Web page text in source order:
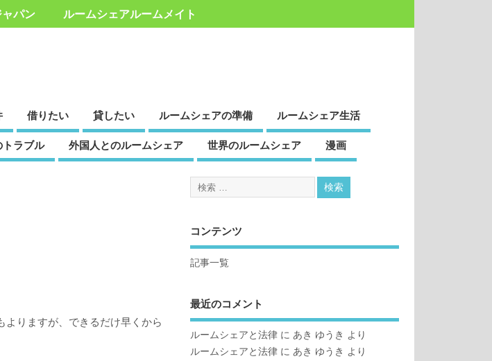
パン ルームシェアルームメイト
借りたい 貸したい ルームシェアの準備 ルームシェア生活
トラブル 外国人とのルームシェア 世界のルームシェア 漫画
りますが、できるだけ早くから
コンテンツ
記事一覧
最近のコメント
ルームシェアと法律に あき ゆうき より
ルームシェアと法律に あき ゆうき より